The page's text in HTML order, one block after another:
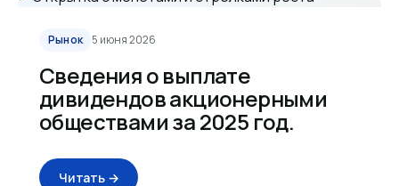
Рынок 5 июня 2026
Сведения о выплате
дивидендов акционерными
обществами за 2025 год.
Читать →